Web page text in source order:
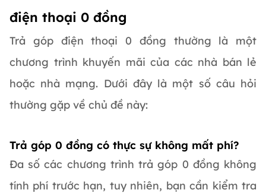
điện thoại 0 đồng
Trả góp điện thoại 0 đồng thường là một
chương trình khuyến mãi của các nhà bán lẻ
hoặc nhà mạng. Dưới đây là một số câu hỏi
thường gặp về chủ đề này:
Trả góp 0 đồng có thực sự không mất phí?
Đa số các chương trình trả góp 0 đồng không
tính phí trước hạn, tuy nhiên, bạn cần kiểm tra